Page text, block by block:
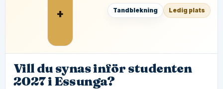
+ Tandblekning Ledig plats
Vill du synas inför studenten
2027 i Essunga?